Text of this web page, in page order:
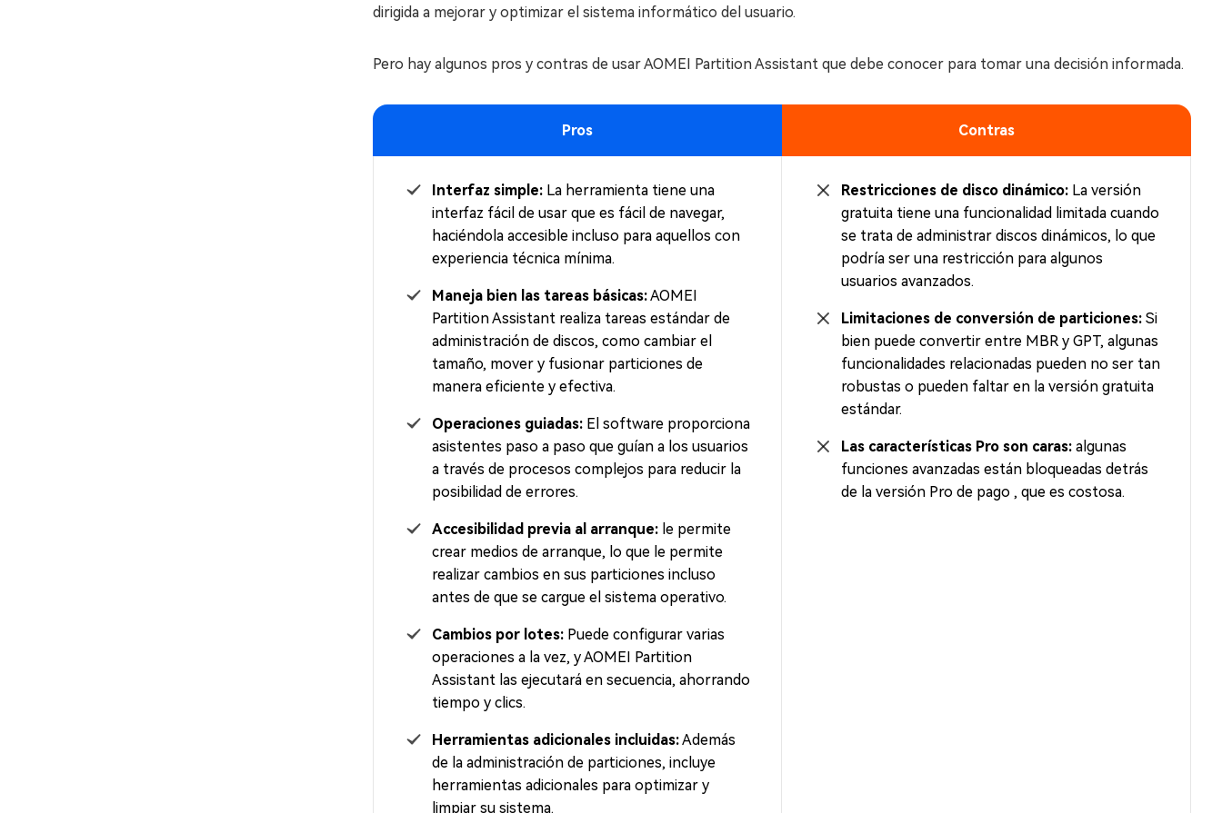
dirigida a mejorar y optimizar el sistema informático del usuario.
Pero hay algunos pros y contras de usar AOMEI Partition Assistant que debe conocer para tomar una decisión informada.
Pros Contras
Interfaz simple: La herramienta tiene una
interfaz fácil de usar que es fácil de navegar,
haciéndola accesible incluso para aquellos con
experiencia técnica mínima.
Maneja bien las tareas básicas:AOMEI
Partition Assistant realiza tareas estándar de
administración de discos, como cambiar el
tamaño, mover y fusionar particiones de
manera eficiente y efectiva.
Operaciones guiadas: El software proporciona
asistentes paso a paso que guían a los usuarios
a través de procesos complejos para reducir la
posibilidad de errores.
Accesibilidad previa al arranque: le permite
crear medios de arranque, lo que le permite
realizar cambios en sus particiones incluso
antes de que se cargue el sistema operativo.
Cambios por lotes: Puede configurar varias
operaciones a la vez, y AOMEI Partition
Assistant las ejecutará en secuencia, ahorrando
tiempo y clics.
Herramientas adicionales incluidas:Además
de la administración de particiones, incluye
herramientas adicionales para optimizar y
limpiar su sistema.
Restricciones de disco dinámico: La versión
gratuita tiene una funcionalidad limitada cuando
se trata de administrar discos dinámicos, lo que
podría ser una restricción para algunos
usuarios avanzados.
Limitaciones de conversión de particiones: Si
bien puede convertir entre MBR y GPT, algunas
funcionalidades relacionadas pueden no ser tan
robustas o pueden faltar en la versión gratuita
estándar.
Las características Pro son caras: algunas
funciones avanzadas están bloqueadas detrás
de la versión Pro de pago , que es costosa.